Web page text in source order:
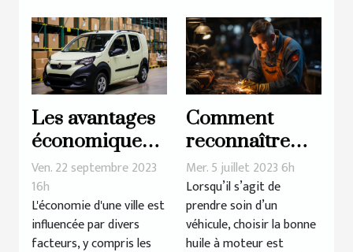
Les avantages
économiques
du covering de
véhicules à
Lyon
Ven. 22 septembre 2023
16h
L'économie d'une ville est
influencée par divers
facteurs, y compris les
Comment
reconnaître
une huile à
moteur de
qualité ?
Mer. 5 juillet 2023 6h
Lorsqu’il s’agit de
prendre soin d’un
véhicule, choisir la bonne
huile à moteur est